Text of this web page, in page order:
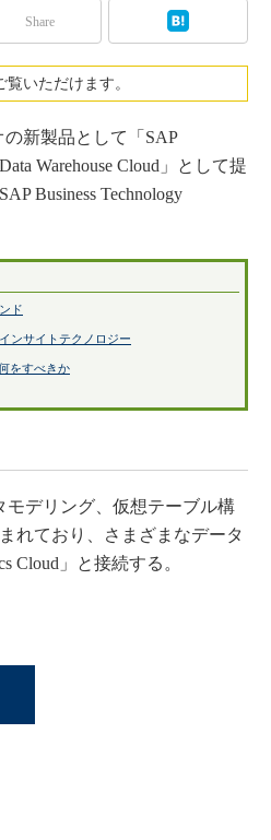
Share
いただけます。
新製品として「SAP
Warehouse Cloud」として提
Business Technology
ド
ンサイトテクノロジー
をすべきか
モデリング、仮想テーブル構
れており、さまざまなデータ
Cloud」と接続する。